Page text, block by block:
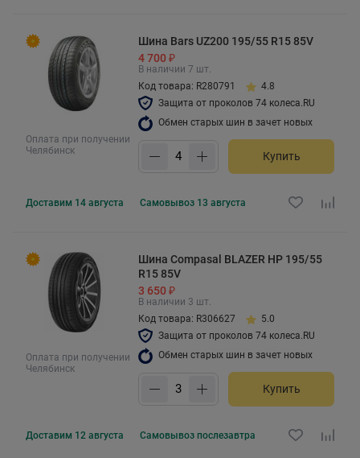
Оплата при получении
Челябинск
Шина Bars UZ200 195/55 R15 85V
4 700 ₽
В наличии 7 шт.
Код товара: R280791
4.8
Защита от проколов 74 колеса.RU
Обмен старых шин в зачет новых
Купить
Доставим 14 августа Самовывоз 13 августа
Оплата при получении
Челябинск
Шина Compasal BLAZER HP 195/55
R15 85V
3 650 ₽
В наличии 3 шт.
Код товара: R306627
5.0
Защита от проколов 74 колеса.RU
Обмен старых шин в зачет новых
Купить
Доставим 12 августа Самовывоз послезавтра